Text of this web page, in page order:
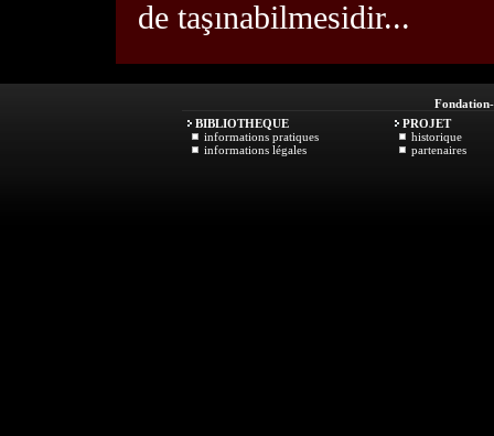
de taşınabilmesidir...
Fondation
BIBLIOTHEQUE
informations pratiques
informations légales
PROJET
historique
partenaires